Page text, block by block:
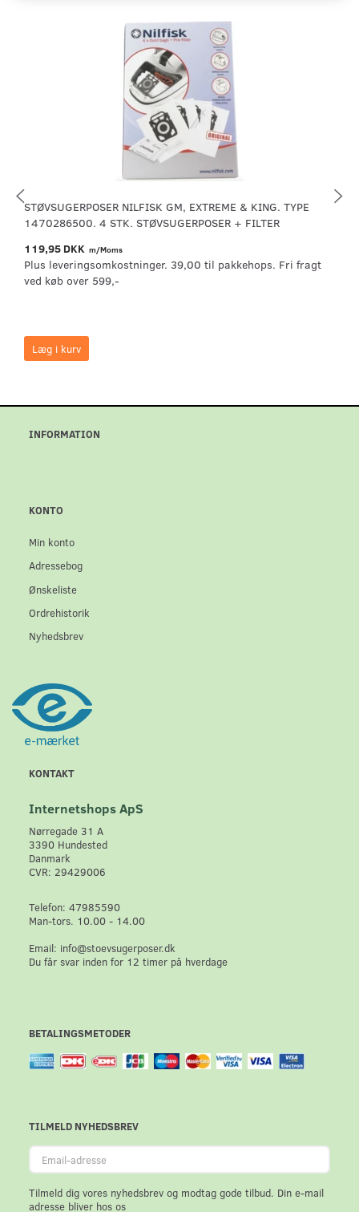
STØVSUGERPOSER NILFISK GM, EXTREME & KING. TYPE
1470286500. 4 STK. STØVSUGERPOSER + FILTER
119,95 DKK m/Moms
Plus leveringsomkostninger. 39,00 til pakkehops. Fri fragt
ved køb over 599,-
Læg i kurv
INFORMATION
KONTO
Min konto
Adressebog
Ønskeliste
Ordrehistorik
Nyhedsbrev
KONTAKT
Internetshops ApS
Nørregade 31 A
3390 Hundested
Danmark
CVR: 29429006
Telefon: 47985590
Man-tors. 10.00 - 14.00
Email: info@stoevsugerposer.dk
Du får svar inden for 12 timer på hverdage
BETALINGSMETODER
TILMELD NYHEDSBREV
Email-
adresse
Tilmeld dig vores nyhedsbrev og modtag gode tilbud. Din e-mail
adresse bliver hos os